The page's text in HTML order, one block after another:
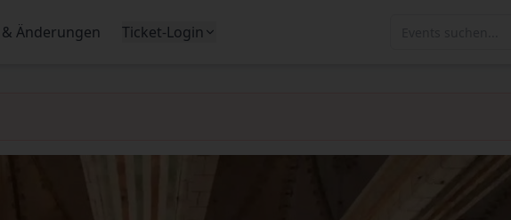
Änderungen Ticket-Login